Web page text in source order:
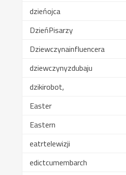
dzieńojca
DzieńPisarzy
Dziewczynainfluencera
dziewczynyzdubaju
dzikirobot,
Easter
Eastern
eatrtelewizji
edictcumembarch